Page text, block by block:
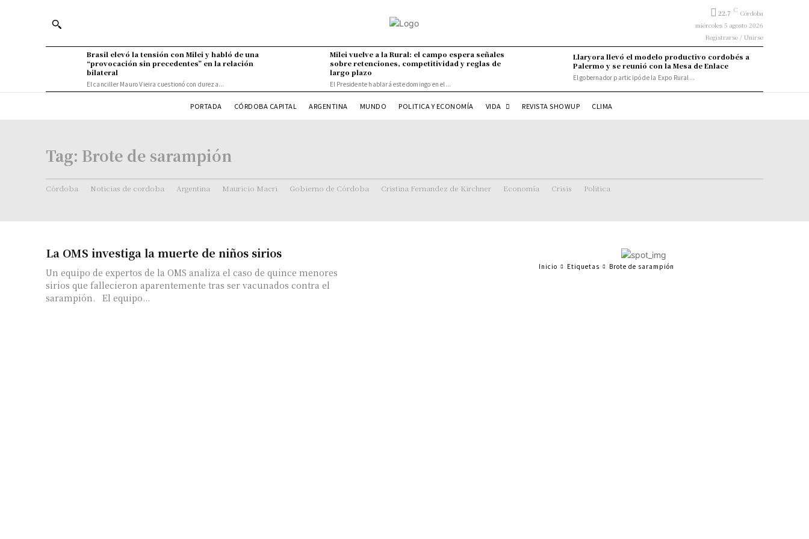
22.7 C Córdoba
miércoles 5 agosto 2026
Registrarse / Unirse
Brasil elevó la tensión con Milei y habló de una
“provocación sin precedentes” en la relación
bilateral
El canciller Mauro Vieira cuestionó con dureza...
Milei vuelve a la Rural: el campo espera señales
sobre retenciones, competitividad y reglas de
largo plazo
El Presidente hablará este domingo en el...
Llaryora llevó el modelo productivo cordobés a
Palermo y se reunió con la Mesa de Enlace
El gobernador participó de la Expo Rural...
PORTADA CÓRDOBA CAPITAL ARGENTINA MUNDO POLITICA Y ECONOMÍA VIDA REVISTA SHOWUP CLIMA
Tag: Brote de sarampión
Córdoba Noticias de cordoba Argentina Mauricio Macri Gobierno de Córdoba Cristina Fernandez de Kirchner Economía Crisis Politica
La OMS investiga la muerte de niños sirios
Un equipo de expertos de la OMS analiza el caso de quince menores
sirios que fallecieron aparentemente tras ser vacunados contra el
sarampión. El equipo...
Inicio Etiquetas Brote de sarampión